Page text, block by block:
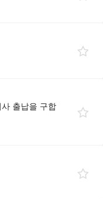
출납을 구합